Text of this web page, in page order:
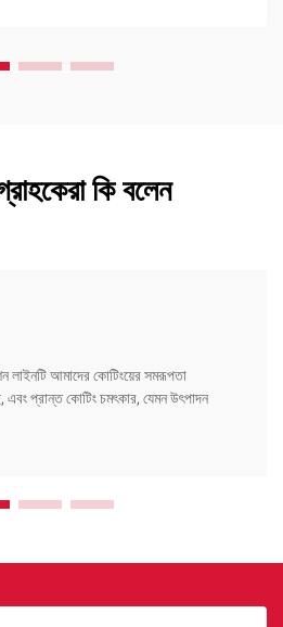
কি বলেন
লাইনটি আমাদের কোটিংয়ের সমরূপতা
প্রান্ত কোটিং চমৎকার, যেমন উৎপাদন